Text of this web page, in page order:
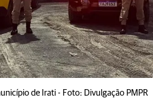
de Irati - Foto: Divulgação PMPR